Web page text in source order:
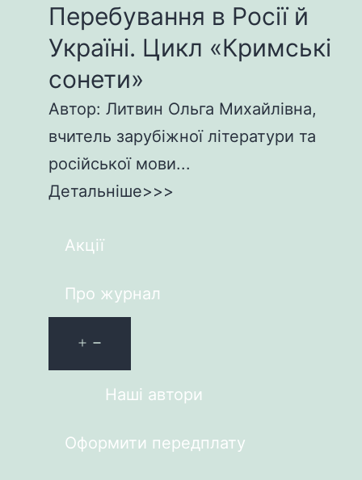
Перебування в Росії й
Україні. Цикл «Кримські
сонети»
Автор: Литвин Ольга Михайлівна,
вчитель зарубіжної літератури та
російської мови...
Детальніше>>>
Акції
Про журнал
Наші автори
Оформити передплату